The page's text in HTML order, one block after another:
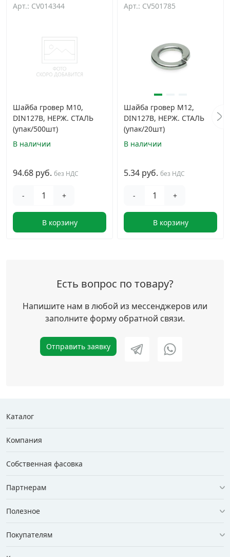
Арт.: CV014344
Шайба гровер М10,
DIN127B, НЕРЖ. СТАЛЬ
(упак/500шт)
В наличии
94.68 руб. без НДС
- +
В корзину
Арт.: CV501785
Шайба гровер М12,
DIN127B, НЕРЖ. СТАЛЬ
(упак/20шт)
В наличии
5.34 руб. без НДС
- +
В корзину
Есть вопрос по товару?
Напишите нам в любой из мессенджеров или
заполните форму обратной связи.
Отправить заявку
Каталог
Компания
Собственная фасовка
Партнерам
Полезное
Покупателям